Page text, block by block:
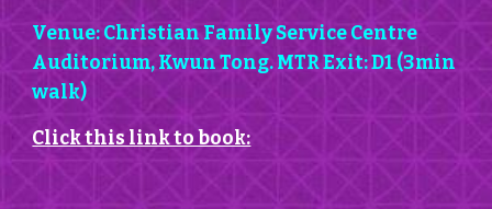
Venue: Christian Family Service Centre
Auditorium, Kwun Tong. MTR Exit: D1 (3min
walk)
Click this link to book: